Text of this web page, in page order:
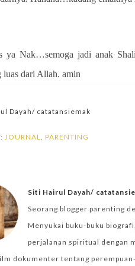
ya Nak…semoga jadi anak
luas dari Allah. amin
Dayah/ catatansiemak
JOURNAL, PARENTING
Siti Hairul Dayah/
Seorang blogger parenting
Menyukai buku-buku
perjalanan spiritual dengan
dokumenter tentang